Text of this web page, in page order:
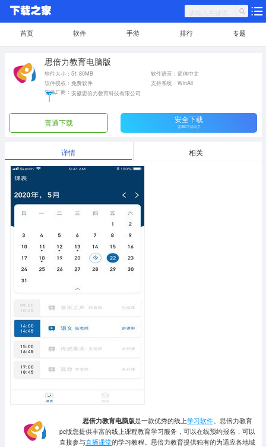
首页 软件 手游 排行 专题
思倍力教育电脑版
软件大小：51.80MB
软件语言：简体中文
软件授权：免费软件
支持系统：WinAll
软件厂商： 安徽思倍力教育科技有限公司
普通下载 安全下载
需360手机助手
详情 相关
思倍力教育电脑版是一款优秀的线上学习软件 。思倍力教育
pc版您提供丰富的线上课程教育学习服务，可以在线预约报名，可以
直接参与直播课堂的学习教程。思倍力教育提供独有的为适应各地域